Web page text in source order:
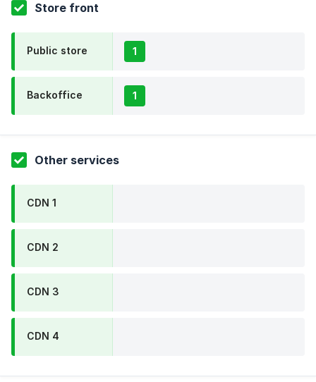
Store front
Public store 1
Backoffice 1
Other services
CDN 1
CDN 2
CDN 3
CDN 4